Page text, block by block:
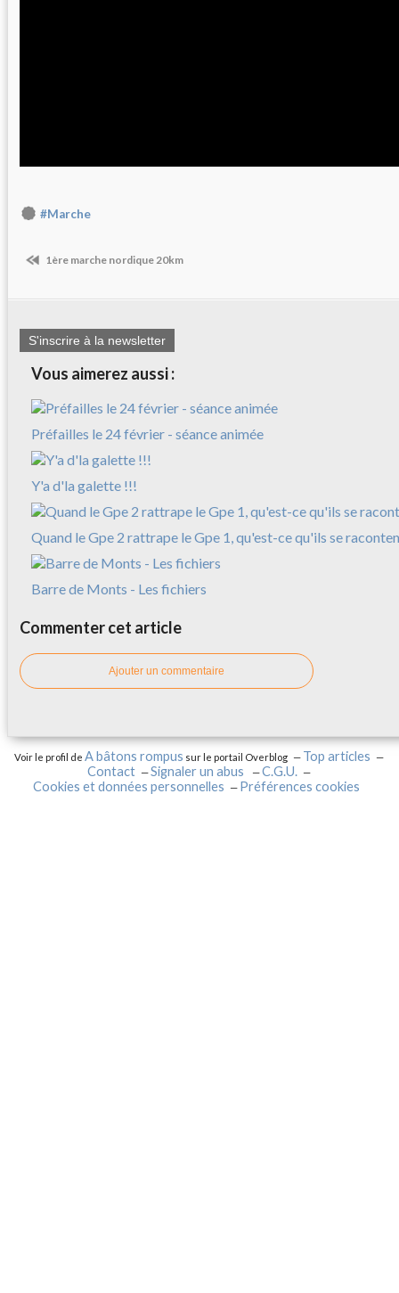
#Marche
1ère marche nordique 20km
S'inscrire à la newsletter
Vous aimerez aussi :
Préfailles le 24 février - séance animée
Y'a d'la galette !!!
Quand le Gpe 2 rattrape le Gpe 1, qu'est-ce qu'ils se
Barre de Monts - Les fichiers
Commenter cet article
Ajouter un commentaire
Voir le profil deA bâtons rompus sur le portail Overblog
Top articles
Contact
Signaler un abus
C.G.U.
Cookies et données personnelles
Préférences cookies